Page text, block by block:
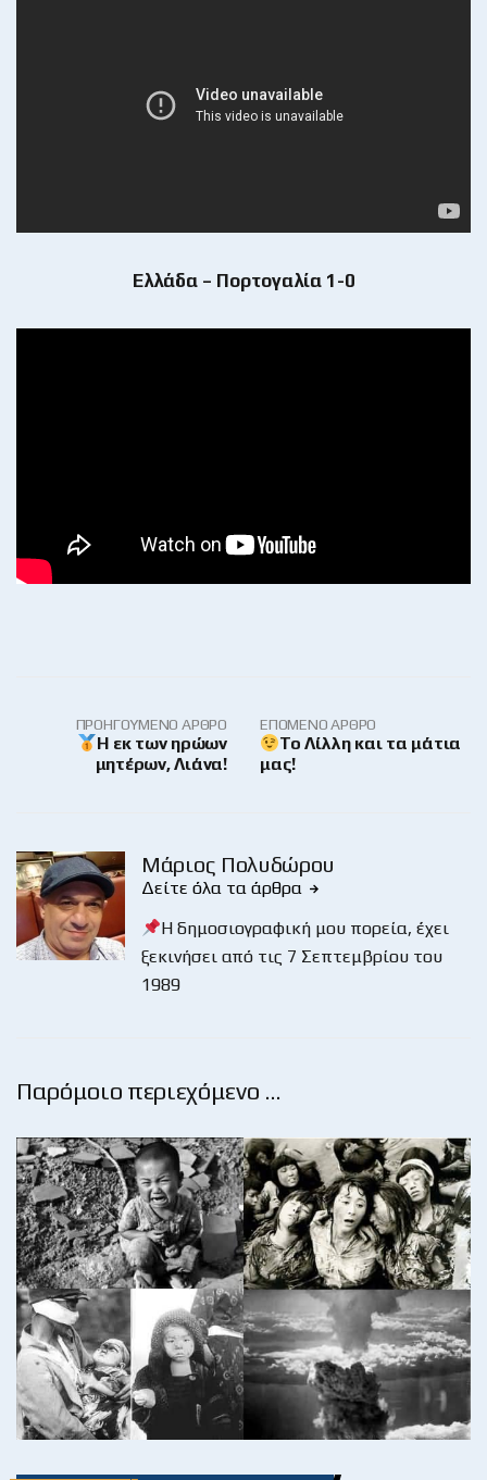
Ελλάδα – Πορτογαλία 1-0
ΠΡΟΗΓΟΎΜΕΝΟ ΆΡΘΡΟ
Η εκ των ηρώων
μητέρων, Λιάνα!
ΕΠΌΜΕΝΟ ΆΡΘΡΟ
Το Λίλλη και τα μάτια
μας!
Μάριος Πολυδώρου
Δείτε όλα τα άρθρα
Η δημοσιογραφική μου πορεία, έχει
ξεκινήσει από τις 7 Σεπτεμβρίου του
1989
Παρόμοιο περιεχόμενο …